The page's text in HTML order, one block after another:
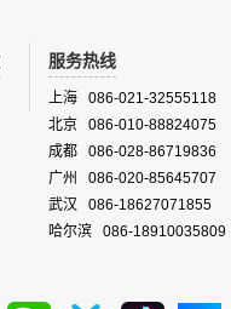
服务热线
上海 086-021-32555118
北京 086-010-88824075
成都 086-028-86719836
广州 086-020-85645707
武汉 086-18627071855
哈尔滨 086-18910035809